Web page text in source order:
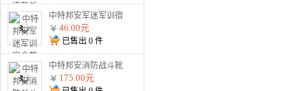
中特邦安军迷军训宿
舍整理内务用品 枕
头
46.00元
已售出 0 件
中特邦安消防战斗靴
防护水鞋耐高温防火
扑火抢险救援02式
175.00元